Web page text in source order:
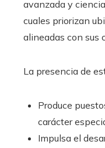
avanzada y
cuales priorizan
alineadas con sus
La presencia de
Produce
carácter
Impulsa el